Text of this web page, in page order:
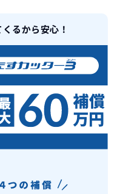
この「超高残
によりこの価
。
少ない
お車の選択が
転勤、家族が増
もいません
料金です。
費用が
るから安心！